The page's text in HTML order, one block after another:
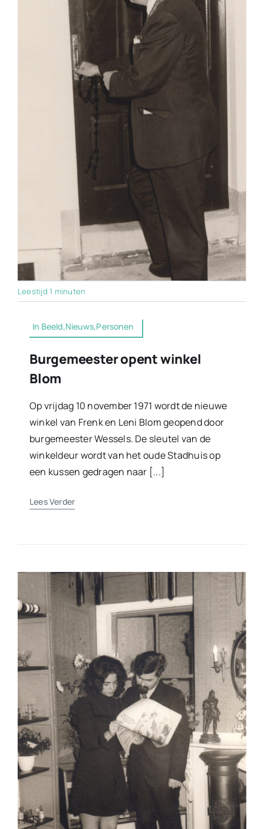
Leestijd 1 minuten
In Beeld,Nieuws,Personen
Burgemeester opent winkel
Blom
Op vrijdag 10 november 1971 wordt de nieuwe
winkel van Frenk en Leni Blom geopend door
burgemeester Wessels. De sleutel van de
winkeldeur wordt van het oude Stadhuis op
een kussen gedragen naar [...]
Lees Verder